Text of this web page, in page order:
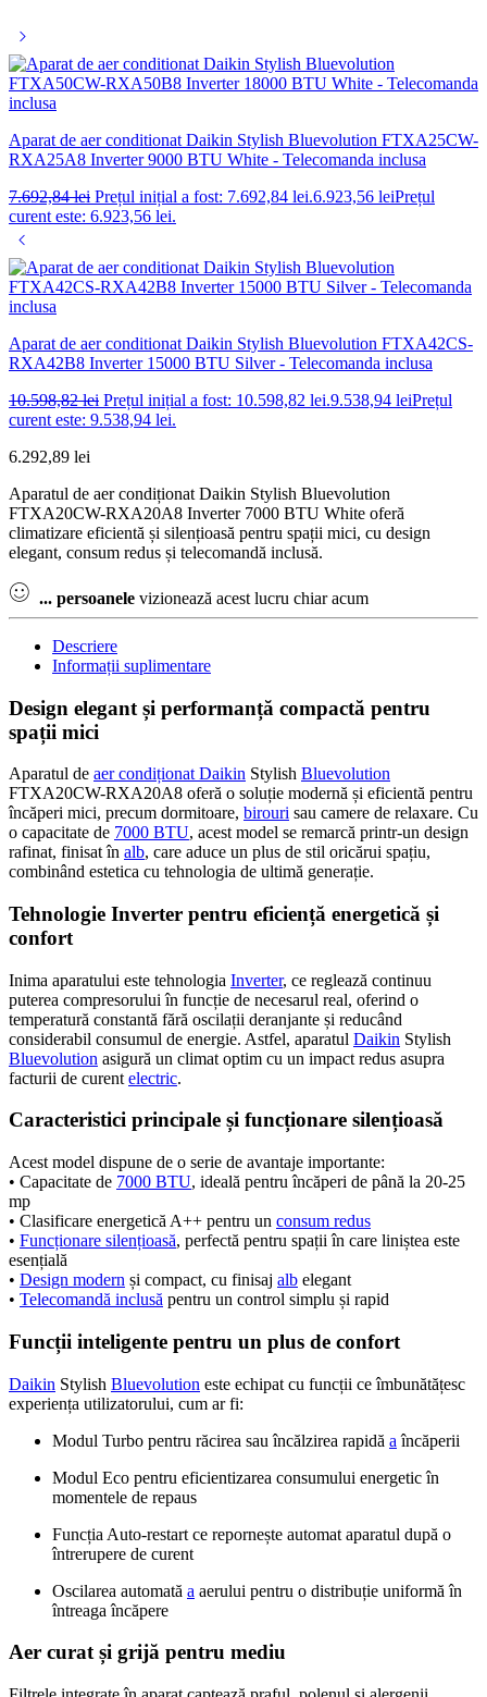
Aparat de aer conditionat Daikin Stylish Bluevolution FTXA25CW-
RXA25A8 Inverter 9000 BTU White - Telecomanda inclusa
7.692,84lei Prețul inițial a fost: 7.692,84 lei.6.923,56 leiPrețul
curent este: 6.923,56 lei.
Aparat de aer conditionat Daikin Stylish Bluevolution FTXA42CS-
RXA42B8 Inverter 15000 BTU Silver - Telecomanda inclusa
10.598,82lei Prețul inițial a fost: 10.598,82 lei.9.538,94 leiPrețul
curent este: 9.538,94 lei.
6.292,89 lei
Aparatul de aer condiționat Daikin Stylish Bluevolution
FTXA20CW-RXA20A8 Inverter 7000 BTU White oferă
climatizare eficientă și silențioasă pentru spații mici, cu design
elegant, consum redus și telecomandă inclusă.
... persoanele vizionează acest lucru chiar acum
Descriere
Informații suplimentare
Design elegant și performanță compactă pentru
spații mici
Aparatul de aer condiționat Daikin Stylish Bluevolution
FTXA20CW-RXA20A8 oferă o soluție modernă și eficientă pentru
încăperi mici, precum dormitoare, birouri sau camere de relaxare. Cu
o capacitate de 7000 BTU, acest model se remarcă printr-un design
rafinat, finisat în alb, care aduce un plus de stil oricărui spațiu,
combinând estetica cu tehnologia de ultimă generație.
Tehnologie Inverter pentru eficiență energetică și
confort
Inima aparatului este tehnologia Inverter, ce reglează continuu
puterea compresorului în funcție de necesarul real, oferind o
temperatură constantă fără oscilații deranjante și reducând
considerabil consumul de energie. Astfel, aparatul Daikin Stylish
Bluevolution asigură un climat optim cu un impact redus asupra
facturii de curent electric.
Caracteristici principale și funcționare silențioasă
Acest model dispune de o serie de avantaje importante:
• Capacitate de 7000 BTU, ideală pentru încăperi de până la 20-25
mp
• Clasificare energetică A++ pentru un consum redus
• Funcționare silențioasă, perfectă pentru spații în care liniștea este
esențială
• Design modern și compact, cu finisaj alb elegant
• Telecomandă inclusă pentru un control simplu și rapid
Funcții inteligente pentru un plus de confort
Daikin Stylish Bluevolution este echipat cu funcții ce îmbunătățesc
experiența utilizatorului, cum ar fi:
Modul Turbo pentru răcirea sau încălzirea rapidă a încăperii
Modul Eco pentru eficientizarea consumului energetic în
momentele de repaus
Funcția Auto-restart ce repornește automat aparatul după o
întrerupere de curent
Oscilarea automată a aerului pentru o distribuție uniformă în
întreaga încăpere
Aer curat și grijă pentru mediu